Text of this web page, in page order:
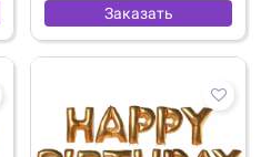
Заказать